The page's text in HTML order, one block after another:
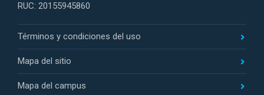
RUC: 20155945860
Términos y condiciones del uso
Mapa del sitio
Mapa del campus